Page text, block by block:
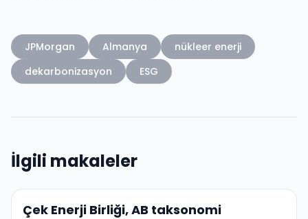
JPMorgan Almanya
nükleer enerji
dekarbonizasyon
ESG
İlgili makaleler
Çek Enerji Birliği, AB taksonomi